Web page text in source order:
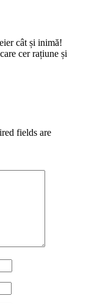
cât și inimă!
cer rațiune și
fields are